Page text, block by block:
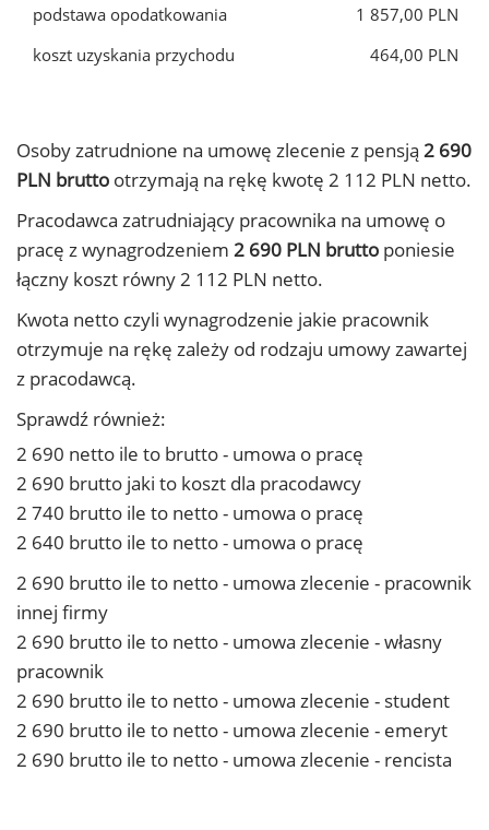
podstawa opodatkowania
1 857,00 PLN
koszt uzyskania przychodu
464,00 PLN
Osoby zatrudnione na umowę zlecenie z pensją 2 690
PLN brutto otrzymają na rękę kwotę 2 112 PLN netto.
Pracodawca zatrudniający pracownika na umowę o
pracę z wynagrodzeniem 2 690 PLN brutto poniesie
łączny koszt równy 2 112 PLN netto.
Kwota netto czyli wynagrodzenie jakie pracownik
otrzymuje na rękę zależy od rodzaju umowy zawartej
z pracodawcą.
Sprawdź również:
2 690 netto ile to brutto - umowa o pracę
2 690 brutto jaki to koszt dla pracodawcy
2 740 brutto ile to netto - umowa o pracę
2 640 brutto ile to netto - umowa o pracę
2 690 brutto ile to netto - umowa zlecenie - pracownik
innej firmy
2 690 brutto ile to netto - umowa zlecenie - własny
pracownik
2 690 brutto ile to netto - umowa zlecenie - student
2 690 brutto ile to netto - umowa zlecenie - emeryt
2 690 brutto ile to netto - umowa zlecenie - rencista